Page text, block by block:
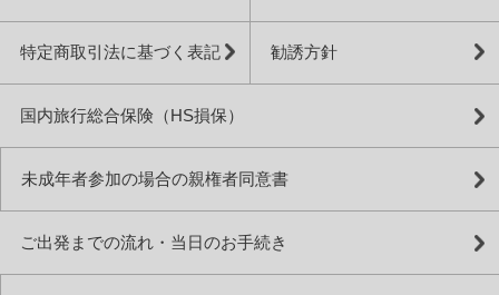
特定商取引法に基づく表記 勧誘方針
国内旅行総合保険（HS損保）
未成年者参加の場合の親権者同意書
ご出発までの流れ・当日のお手続き